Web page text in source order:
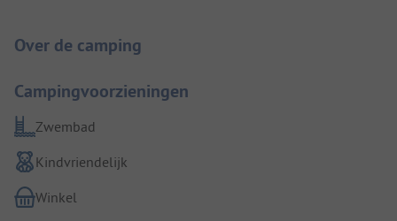
Over de camping
Campingvoorzieningen
Zwembad
Kindvriendelijk
Winkel